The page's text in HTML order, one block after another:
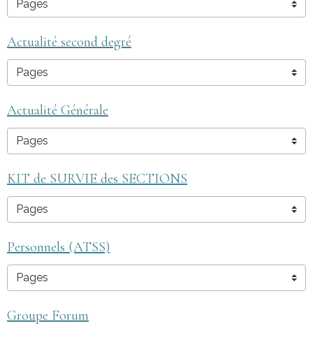
Actualité second degré
Actualité Générale
KIT de SURVIE des SECTIONS
Personnels (ATSS)
Groupe Forum